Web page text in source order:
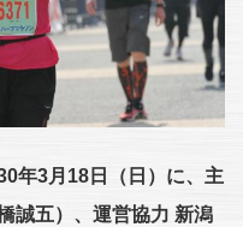
年3月18日（日）に、主
誠五）、運営協力 新潟